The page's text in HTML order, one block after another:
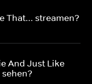
That... streamen?
And Just Like